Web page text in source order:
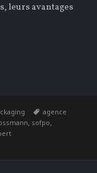
leurs avantages
: L’INTERVIEW
Étiquettes
agence
, sofpo,